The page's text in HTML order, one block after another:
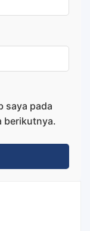
saya pada
berikutnya.